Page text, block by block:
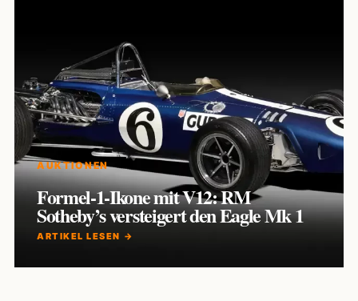
AUKTIONEN
Formel-1-Ikone mit V12: RM
Sotheby’s versteigert den Eagle Mk 1
ARTIKEL LESEN →